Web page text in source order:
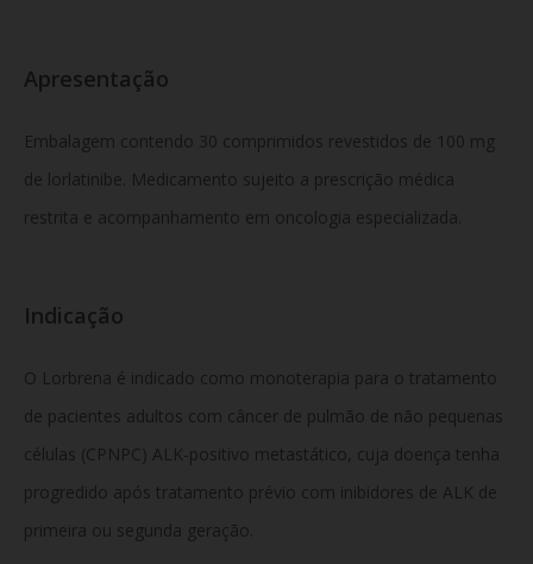
Apresentação
Embalagem contendo 30 comprimidos revestidos de 100 mg
de lorlatinibe. Medicamento sujeito a prescrição médica
restrita e acompanhamento em oncologia especializada.
Indicação
O Lorbrena é indicado como monoterapia para o tratamento
de pacientes adultos com câncer de pulmão de não pequenas
células (CPNPC) ALK-positivo metastático, cuja doença tenha
progredido após tratamento prévio com inibidores de ALK de
primeira ou segunda geração.